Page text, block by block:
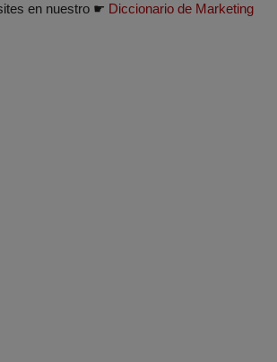
en nuestro ☛ Diccionario de Marketing